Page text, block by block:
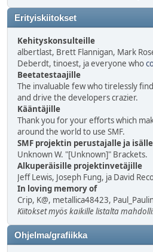
Erityiskiitokset
Kehityskonsulteille
albertlast, Brett Flannigan, Mark
Deberdt, tinoest, ja everyone who
Beetatestaajille
The invaluable few who tirelessly
and drive the developers crazier.
Kääntäjille
Thank you for your efforts which
around the world to use SMF.
SMF projektin perustajalle ja isälle
Unknown W. "[Unknown]" Brackets.
Alkuperäisille projektinvetäjille
Jeff Lewis, Joseph Fung, ja David
In loving memory of
Crip, K@, metallica48423,
Kiitokset myös kaikille listalta
Ohjelma/grafiikka